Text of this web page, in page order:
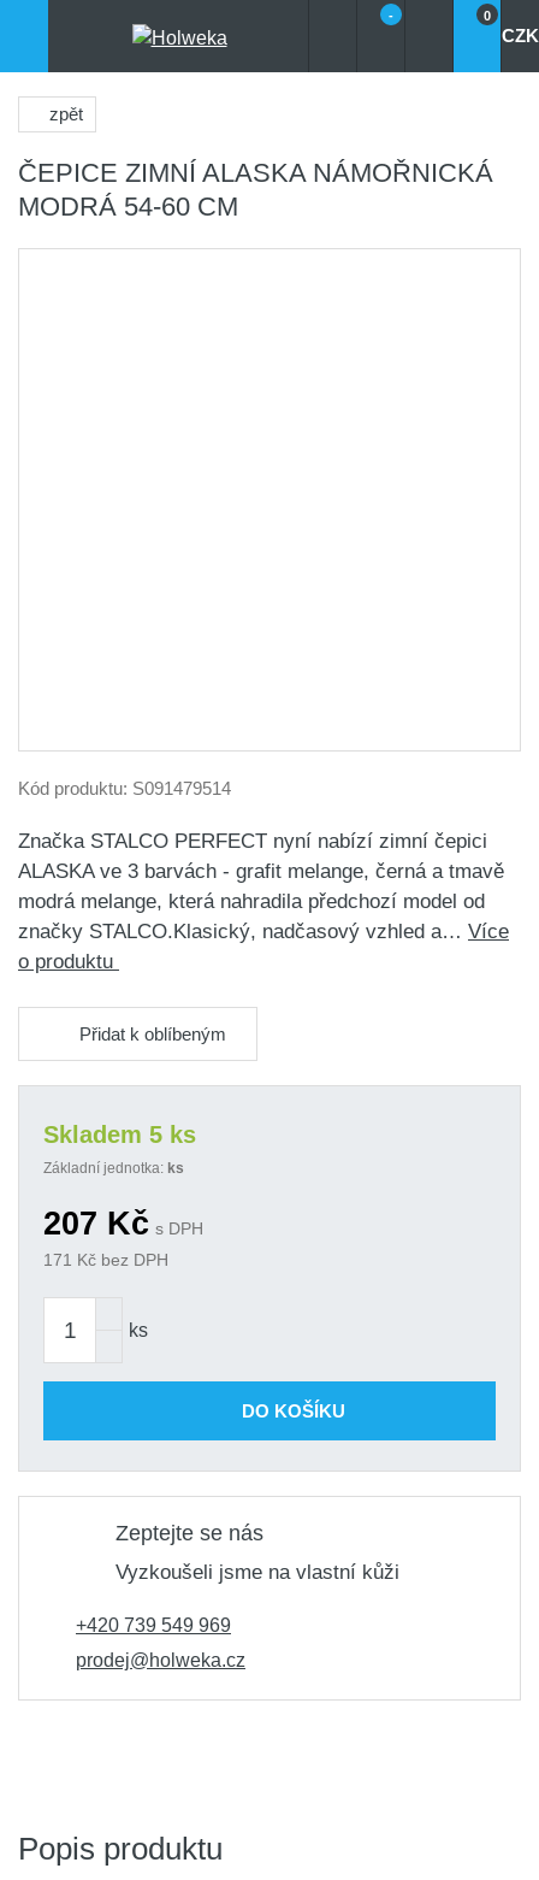
- 0
CZK
zpět
ČEPICE ZIMNÍ ALASKA NÁMOŘNICKÁ
MODRÁ 54-60 CM
Kód produktu: S091479514
Značka STALCO PERFECT nyní nabízí zimní čepici
ALASKA ve 3 barvách - grafit melange, černá a tmavě
modrá melange, která nahradila předchozí model od
značky STALCO.Klasický, nadčasový vzhled a… Více
o produktu
Přidat k oblíbeným
Skladem 5 ks
Základní jednotka: ks
207 Kč s DPH
171 Kč bez DPH
ks
DO KOŠÍKU
Zeptejte se nás
Vyzkoušeli jsme na vlastní kůži
+420 739 549 969
prodej@holweka.cz
Popis produktu